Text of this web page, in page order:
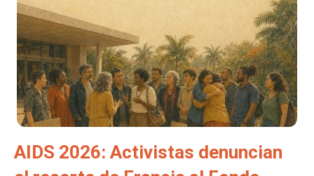
AIDS 2026: Activistas denuncian